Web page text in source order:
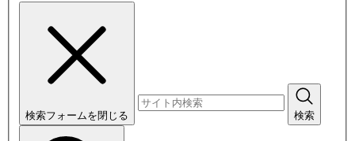
検索フォームを閉じる 検索